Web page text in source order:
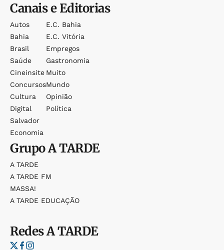
Canais e Editorias
Autos
Bahia
Brasil
Saúde
Cineinsite
Concursos
Cultura
Digital
Salvador
Economia
E.c. Bahia
E.c. Vitória
Empregos
Gastronomia
Muito
Mundo
Opinião
Política
GrupoA TARDE
A TARDE
A TARDE FM
MASSA!
A TARDE EDUCAÇÃO
RedesA TARDE